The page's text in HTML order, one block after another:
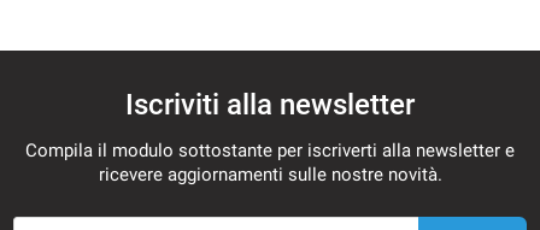
Iscriviti alla newsletter
Compila il modulo sottostante per iscriverti alla newsletter e
ricevere aggiornamenti sulle nostre novità.